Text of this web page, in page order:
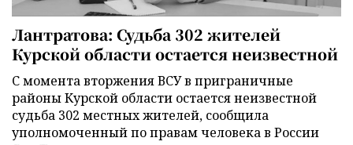
Лантратова: Судьба 302 жителей
Курской области остается неизвестной
С момента вторжения ВСУ в приграничные
районы Курской области остается неизвестной
судьба 302 местных жителей, сообщила
уполномоченный по правам человека в России